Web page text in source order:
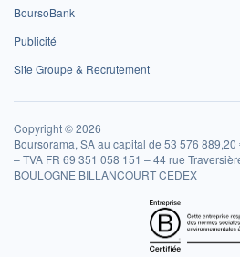
BoursoBank
Publicité
Site Groupe & Recrutement
Copyright © 2026
Boursorama, SA au capital de 53 576
– TVA FR 69 351 058 151 – 44 rue
BOULOGNE BILLANCOURT CEDEX